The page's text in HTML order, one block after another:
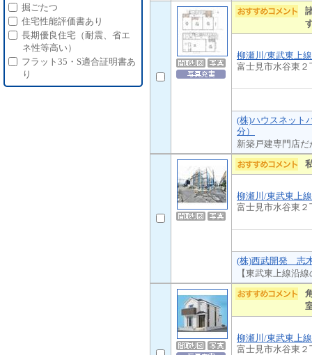
柳瀬川/東武東上線
富士見市水谷東２
(株)ハウスネット
分）
新築戸建専門店
柳瀬川/東武東上線
富士見市水谷東２
(株)西武開発 志
【東武東上線沿
柳瀬川/東武東上
富士見市水谷東２
掘ごたつ
住宅性能評価書あり
長期優良住宅（耐震、省エ
ネ性等高い）
フラット35・S適合証明書あ
り